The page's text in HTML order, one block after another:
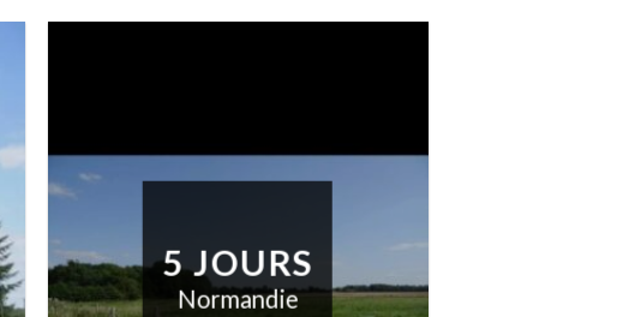
5 JOURS
Normandie